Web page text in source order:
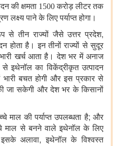
की क्षमता 1500 करोड़ लीटर तक
लक्ष्य पाने के लिए पर्याप्त होगा।
तीन राज्यों जैसे उत्तर प्रदेश,
होता है। इन तीनों राज्यों से सुदूर
खर्च आता है। देश भर में अनाज
इथेनॉल का विकेंद्रीकृत उत्पादन
बचत होगी और इस प्रकार से
जा सकेगी और देश भर के किसानों
माल की पर्याप्त उपलब्धता है;और
से बनने वाले इथेनॉल के लिए
अलावा,इथेनॉल के विश्वस्त